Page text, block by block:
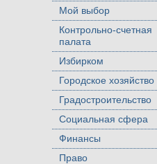
Мой выбор
Контрольно-счетная
палата
Избирком
Городское хозяйство
Градостроительство
Социальная сфера
Финансы
Право